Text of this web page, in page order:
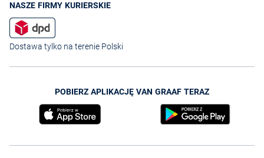
NASZE FIRMY KURIERSKIE
Dostawa tylko na terenie Polski
POBIERZ APLIKACJĘ VAN GRAAF TERAZ